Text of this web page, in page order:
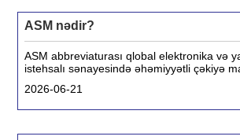
ASM nədir?
ASM abbreviaturası qlobal elektronika və
istehsalı sənayesində əhəmiyyətli çəkiyə
International (Hollandiya), ASMPT
Assembly Systems-ə istinad edə bilər.
2026-06-21